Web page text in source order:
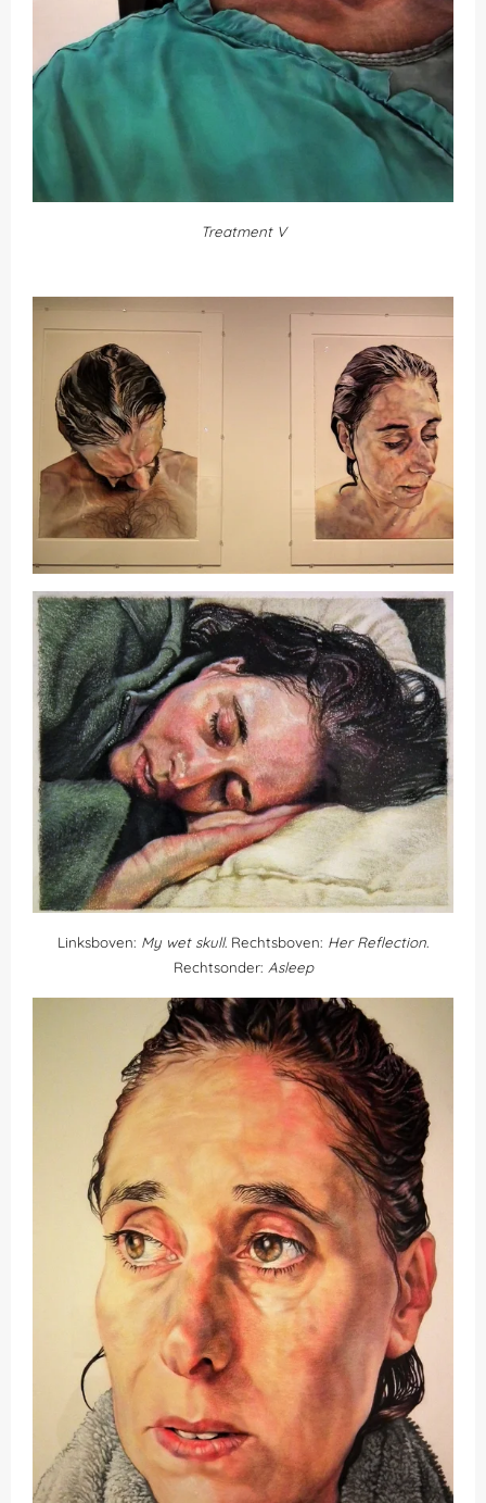
Treatment V
Linksboven: My wet skull. Rechtsboven: Her Reflection.
Rechtsonder: Asleep